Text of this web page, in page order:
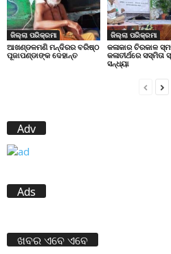
ଜିଲ୍ଲା ପରିକ୍ରମା
ଆଖଣ୍ଡଳମଣି ମନ୍ଦିରର ବରିଷ୍ଠ
ପୂଜାପଣ୍ଡାଙ୍କ ଦେହାନ୍ତ
ଜିଲ୍ଲା ପରିକ୍ରମା
କଳାକାର ଚିରକାଳ
କଳାତୀର୍ଥରେ ସସ୍ମିତା
ସନ୍ଧ୍ୟା
Adv
Ads
ଖବର ଏବେ ଏବେ